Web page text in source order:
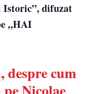
Istoric”, difuzat
„HAI
despre cum